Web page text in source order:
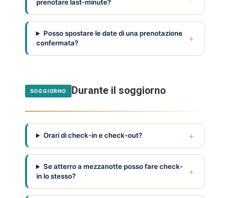
prenotare last-minute?
Posso spostare le date di una prenotazione
confermata?
SOGGIORNO Durante il soggiorno
Orari di check-in e check-out?
Se atterro a mezzanotte posso fare check-
in lo stesso?